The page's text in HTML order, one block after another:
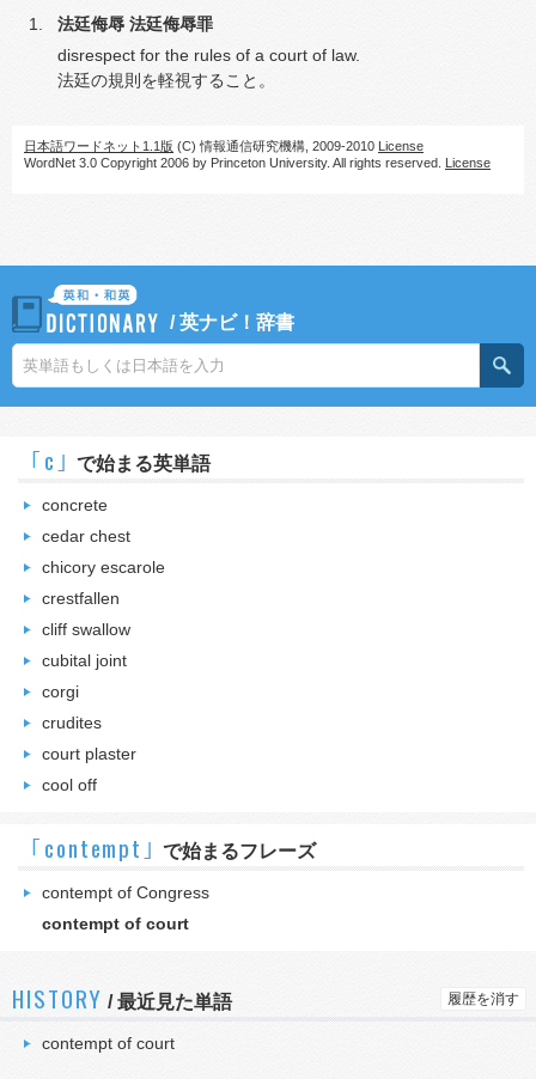
法廷侮辱 法廷侮辱罪
disrespect for the rules of a court of law.
法廷の規則を軽視すること。
日本語ワードネット1.1版 (C) 情報通信研究機構, 2009-2010 License
WordNet 3.0 Copyright 2006 by Princeton University. All rights reserved. License
/英ナビ！辞書
｢c｣ で始まる英単語
concrete
cedar chest
chicory escarole
crestfallen
cliff swallow
cubital joint
corgi
crudites
court plaster
cool off
｢contempt｣ で始まるフレーズ
contempt of Congress
contempt of court
HISTORY /最近見た単語 履歴を消す
contempt of court